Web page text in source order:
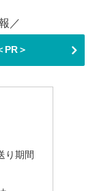
／
PR＞
り期間